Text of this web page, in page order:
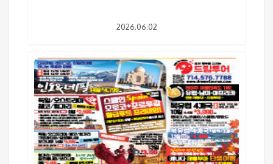
2026.06.02